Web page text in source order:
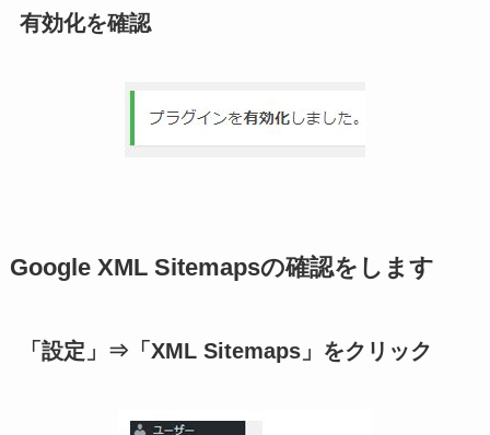
有効化を確認
Google XML Sitemapsの確認をします
「設定」⇒「XML Sitemaps」をクリック